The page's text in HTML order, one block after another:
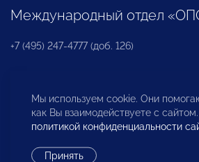
Международный отдел
+7 (495) 247-4777 (доб. 126)
Бюро по защите прав
инвесторов
Мы используем cookie. Они
как Вы взаимодействуете с
политикой конфиденциальности
Принять